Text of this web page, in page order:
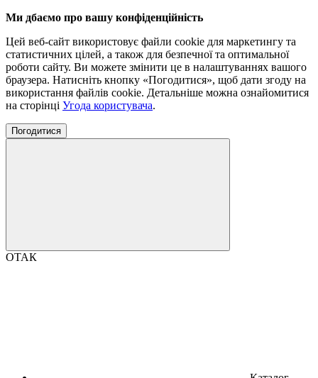
Ми дбаємо про вашу конфіденційність
Цей веб-сайт використовує файли cookie для маркетингу та
статистичних цілей, а також для безпечної та оптимальної
роботи сайту. Ви можете змінити це в налаштуваннях вашого
браузера. Натисніть кнопку «Погодитися», щоб дати згоду на
використання файлів cookie. Детальніше можна ознайомитися
на сторінці Угода користувача.
Погодитися
ОТАК